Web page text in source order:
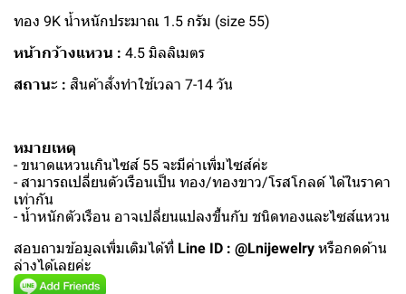
ทอง 9K น้ำหนักประมาณ 1.5 กรัม (size 55)
หน้ากว้างแหวน : 4.5 มิลลิเมตร
สถานะ : สินค้าสั่งทำใช้เวลา 7-14 วัน
หมายเหตุ
- ขนาดแหวนเกินไซส์ 55 จะมีค่าเพิ่มไซส์ค่ะ
- สามารถเปลี่ยนตัวเรือนเป็น ทอง/ทองขาว/โรสโกลด์ ได้ในราคา
เท่ากัน
- น้ำหนักตัวเรือน อาจเปลี่ยนแปลงขึ้นกับ ชนิดทองและไซส์แหวน
สอบถามข้อมูลเพิ่มเติมได้ที่ Line ID : @Lnijewelry หรือกดด้าน
ล่างได้เลยค่ะ